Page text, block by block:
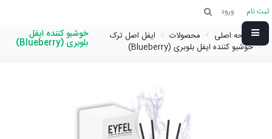
ثبت نام ورود
صفحه اصلی محصولات
ایفل اصل ترک
خوشبو کننده ایفل بلوبری (Blueberry)
خوشبو کننده ایفل
بلوبری (Blueberry)